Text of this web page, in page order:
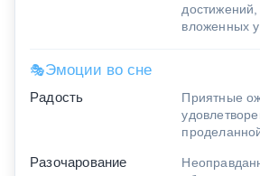
достижений,
вложенных
🎭Эмоции во сне
Радость
Приятные
Разочарование